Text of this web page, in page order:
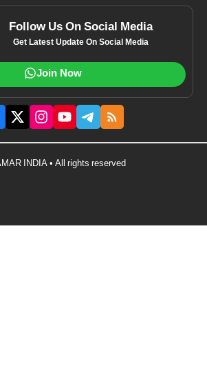
Follow Us On Social Media
Get Latest Update On Social Media
Join Now
INDIA • All rights reserved